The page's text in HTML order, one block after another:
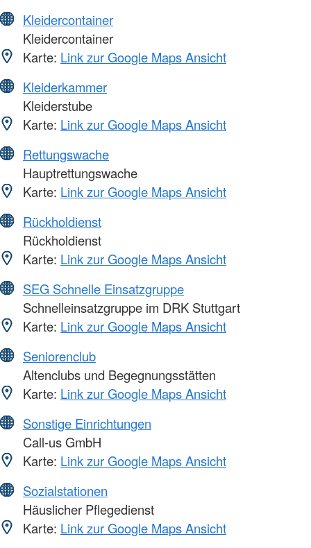
Kleidercontainer
Kleidercontainer
Karte: Link zur Google Maps Ansicht
Kleiderkammer
Kleiderstube
Karte: Link zur Google Maps Ansicht
Rettungswache
Hauptrettungswache
Karte: Link zur Google Maps Ansicht
Rückholdienst
Rückholdienst
Karte: Link zur Google Maps Ansicht
SEG Schnelle Einsatzgruppe
Schnelleinsatzgruppe im DRK Stuttgart
Karte: Link zur Google Maps Ansicht
Seniorenclub
Altenclubs und Begegnungsstätten
Karte: Link zur Google Maps Ansicht
Sonstige Einrichtungen
Call-us GmbH
Karte: Link zur Google Maps Ansicht
Sozialstationen
Häuslicher Pflegedienst
Karte: Link zur Google Maps Ansicht